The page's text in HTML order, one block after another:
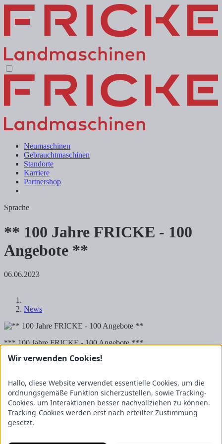
Neumaschinen
Gebrauchtmaschinen
Standorte
Karriere
Partnershop
Sprache
** 100 Jahre FRICKE - 100
Angebote **
06.06.2023
News
*** 100 Jahre FRICKE - 100 Angebote ***
CLAAS Lexion 7700 zum Angebotspreis.
Baujahr 2023
CLAAS Vario 930
2 hydr. Rapsmesser
Auto Contour
Wir verwenden Cookies!
Hallo, diese Website verwendet essentielle Cookies, um die
ordnungsgemäße Funktion sicherzustellen, sowie Tracking-
Cookies, um Interaktionen besser nachvollziehen zu können.
Tracking-Cookies werden erst nach erteilter Zustimmung
gesetzt.